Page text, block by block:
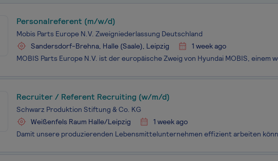
Personalreferent (m/w/d)
Mobis Parts Europe N.V. Zweigniederlassung Deutschland
Sandersdorf-Brehna, Halle (Saale), Leipzig
1 week ago
Recruiter / Referent Recruiting (w/m/d)
Schwarz Produktion Stiftung & Co. KG
Weißenfels Raum Halle/Leipzig
1 week ago